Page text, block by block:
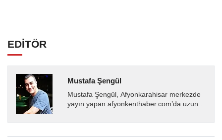
EDİTÖR
Mustafa Şengül
Mustafa Şengül, Afyonkarahisar merkezde
yayın yapan afyonkenthaber.com’da uzun
almakta, haber akışı...